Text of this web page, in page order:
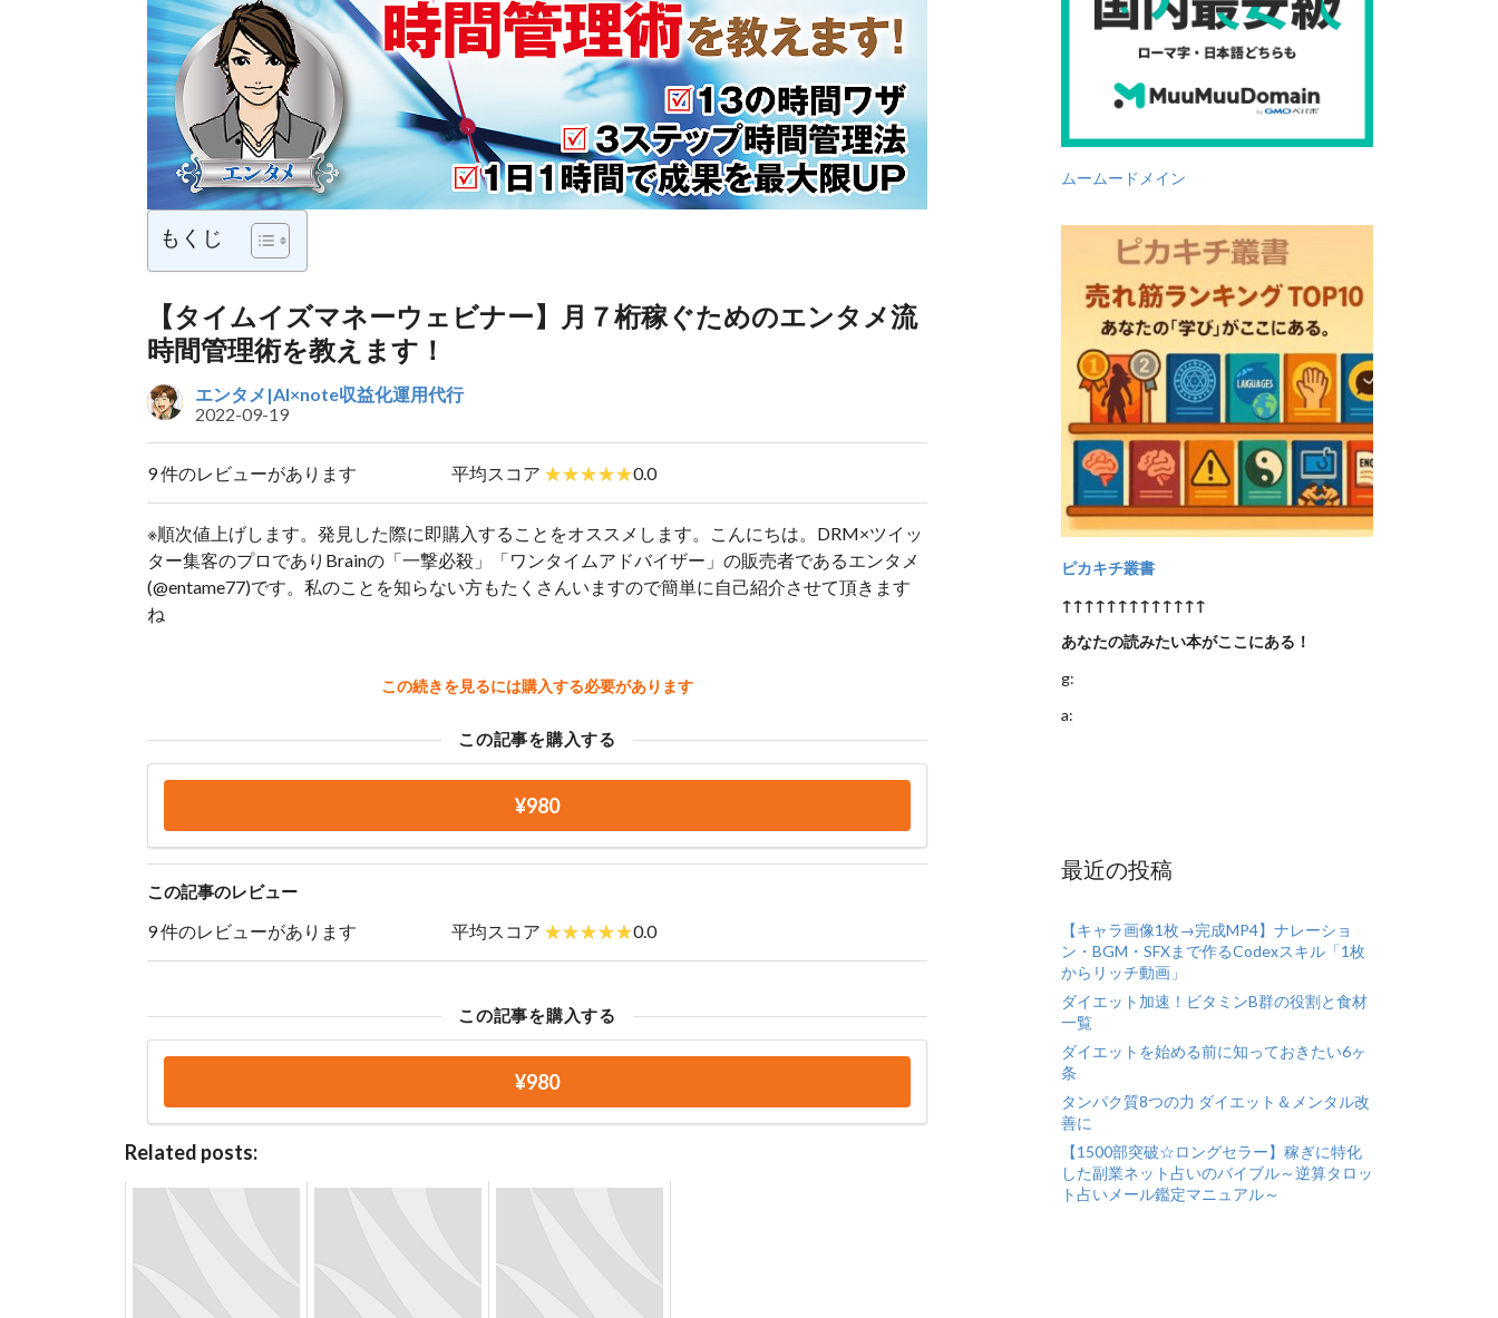
もくじ
【タイムイズマネーウェビナー】月７桁稼ぐためのエンタメ流
時間管理術を教えます！
エンタメ|AI×note収益化運用代行
2022-09-19
9 件のレビューがあります 平均スコア 0.0
※順次値上げします。発見した際に即購入することをオススメします。こんにちは。DRM×ツイッ
ター集客のプロでありBrainの「一撃必殺」「ワンタイムアドバイザー」の販売者であるエンタメ
(@entame77)です。私のことを知らない方もたくさんいますので簡単に自己紹介させて頂きます
ね
この続きを見るには購入する必要があります
この記事を購入する
¥980
この記事のレビュー
9 件のレビューがあります 平均スコア 0.0
この記事を購入する
¥980
Related posts:
ムームードメイン
ピカキチ叢書
↑↑↑↑↑↑↑↑↑↑↑↑↑
あなたの読みたい本がここにある！
g:
a:
最近の投稿
【キャラ画像1枚→完成MP4】ナレーショ
ン・BGM・SFXまで作るCodexスキル「1枚
からリッチ動画」
ダイエット加速！ビタミンB群の役割と食材
一覧
ダイエットを始める前に知っておきたい6ヶ
条
タンパク質8つの力 ダイエット＆メンタル改
善に
【1500部突破☆ロングセラー】稼ぎに特化
した副業ネット占いのバイブル～逆算タロッ
ト占いメール鑑定マニュアル～